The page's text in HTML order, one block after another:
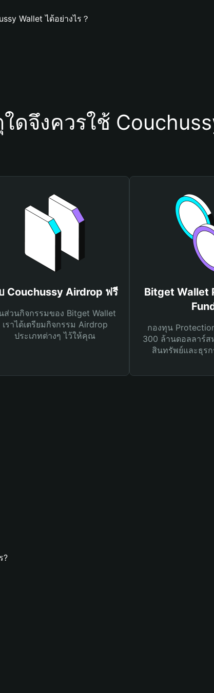
Wallet ได้อย่างไร？
ใดจึงควรใช้
Couchussy Airdrop ฟรี
ส่วนกิจกรรมของ Bitget Wallet
เราได้เตรียมกิจกรรม Airdrop
ประเภทต่างๆ ไว้ให้คุณ
Bitget Wallet
กองทุน
300 ล้านดอลลาร์ส
สินทรัพย์และธุร
?